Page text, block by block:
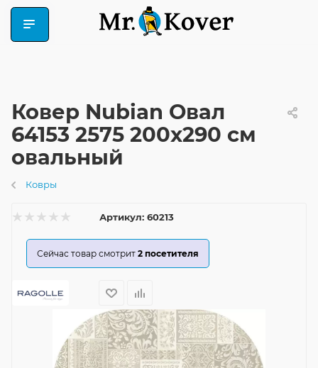
Ковер Nubian Овал
64153 2575 200x290 см
овальный
Ковры
Артикул: 60213
Сейчас товар смотрит 2 посетителя